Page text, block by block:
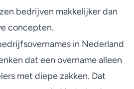
bedrijven makkelijker dan
concepten.
in Nederland
dat een overname alleen
met diepe zakken. Dat